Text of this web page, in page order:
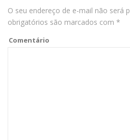
O seu endereço de e-mail não será
obrigatórios são marcados com *
Comentário